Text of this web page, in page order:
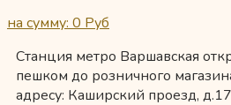
на сумму: 0 Руб
Станция метро Варшавская
пешком до розничного
адресу: Каширский проезд,